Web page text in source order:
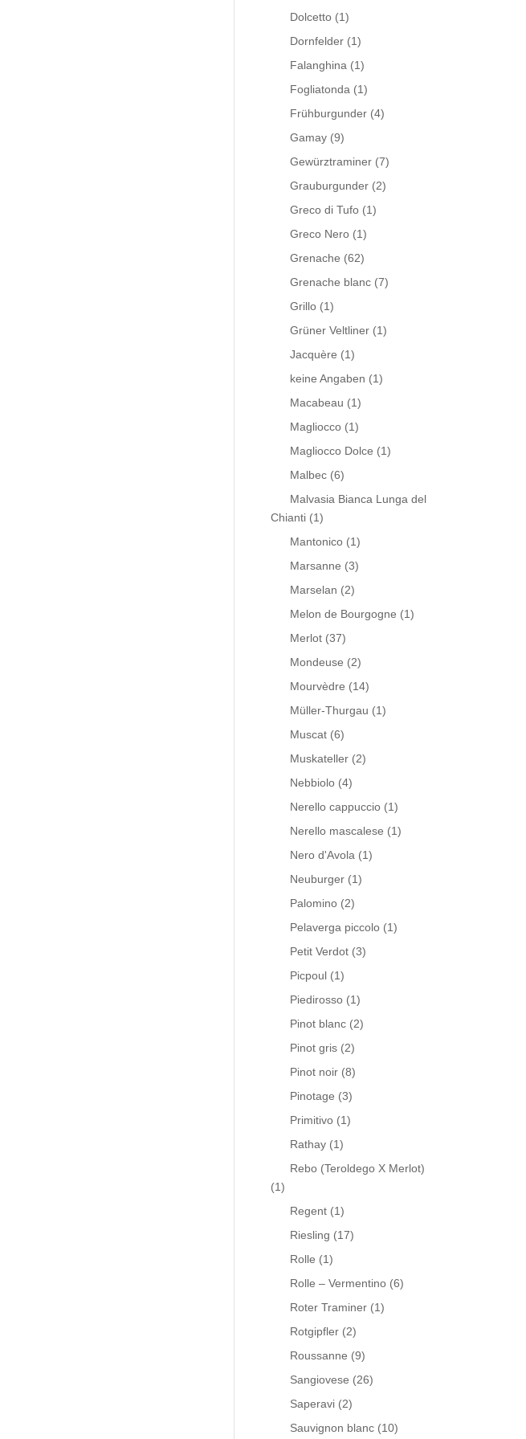
Dolcetto (1)
Dornfelder (1)
Falanghina (1)
Fogliatonda (1)
Frühburgunder (4)
Gamay (9)
Gewürztraminer (7)
Grauburgunder (2)
Greco di Tufo (1)
Greco Nero (1)
Grenache (62)
Grenache blanc (7)
Grillo (1)
Grüner Veltliner (1)
Jacquère (1)
keine Angaben (1)
Macabeau (1)
Magliocco (1)
Magliocco Dolce (1)
Malbec (6)
Malvasia Bianca Lunga del
Chianti (1)
Mantonico (1)
Marsanne (3)
Marselan (2)
Melon de Bourgogne (1)
Merlot (37)
Mondeuse (2)
Mourvèdre (14)
Müller-Thurgau (1)
Muscat (6)
Muskateller (2)
Nebbiolo (4)
Nerello cappuccio (1)
Nerello mascalese (1)
Nero d'Avola (1)
Neuburger (1)
Palomino (2)
Pelaverga piccolo (1)
Petit Verdot (3)
Picpoul (1)
Piedirosso (1)
Pinot blanc (2)
Pinot gris (2)
Pinot noir (8)
Pinotage (3)
Primitivo (1)
Rathay (1)
Rebo (Teroldego X Merlot)
(1)
Regent (1)
Riesling (17)
Rolle (1)
Rolle – Vermentino (6)
Roter Traminer (1)
Rotgipfler (2)
Roussanne (9)
Sangiovese (26)
Saperavi (2)
Sauvignon blanc (10)